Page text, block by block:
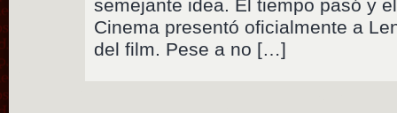
semejante idea. El tiempo pasó y
Cinema presentó oficialmente a
del film. Pese a no […]